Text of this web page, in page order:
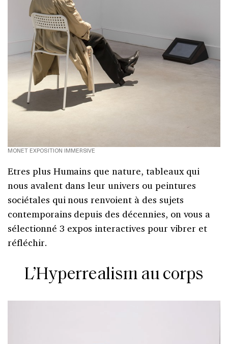
MONET EXPOSITION IMMERSIVE
Etres plus Humains que nature, tableaux qui
nous avalent dans leur univers ou peintures
sociétales qui nous renvoient à des sujets
contemporains depuis des décennies, on vous a
sélectionné 3 expos interactives pour vibrer et
réfléchir.
L’Hyperrealism au corps